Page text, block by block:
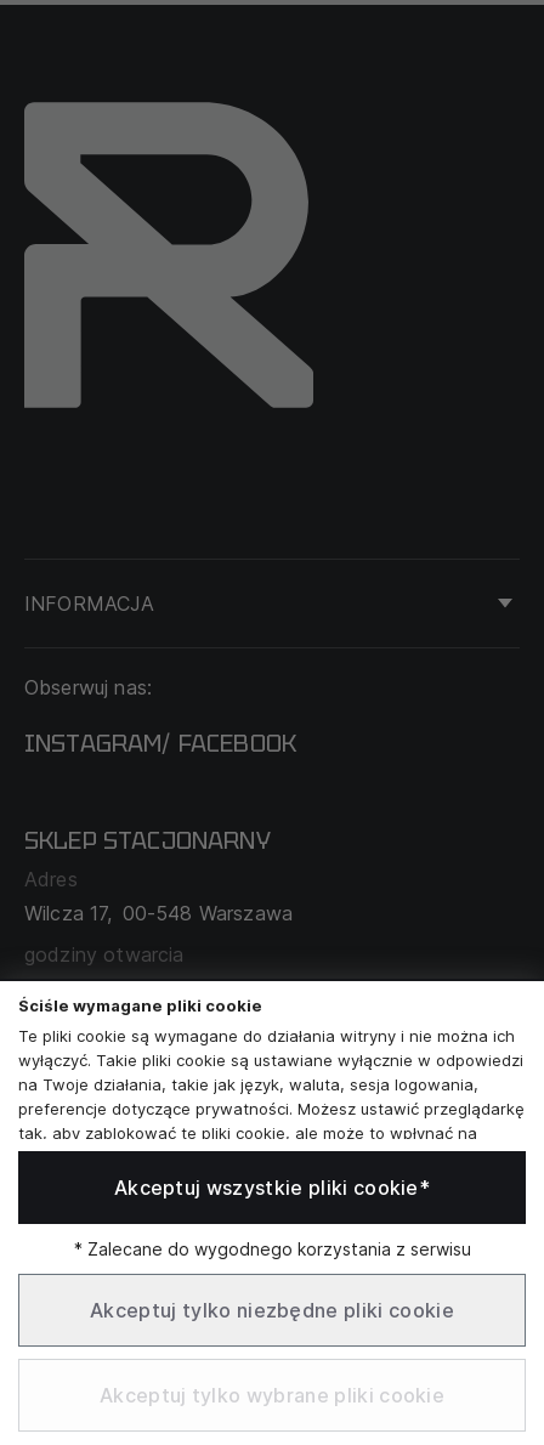
INFORMACJA
DOSTAWA I PŁATNOŚĆ
O NAS
MAPA SERWISU
ZAMÓWIENIA KORPORACYJNE
WSPÓŁPRACA Z PARTNERAMI
Obserwuj nas:
INSTAGRAM/ FACEBOOK
SKLEP STACJONARNY
Adres
Wilcza 17, 00-548 Warszawa
godziny otwarcia
poniedziałek - sobota: 11:00 - 19:00
Skontaktuj się z nami
+48573581161
info@reytel.pl
Whatsapp
Infolinia: Pn–Pt 09:00–17:00
Ściśle wymagane pliki cookie
Te pliki cookie są wymagane do działania witryny i nie można ich
wyłączyć. Takie pliki cookie są ustawiane wyłącznie w odpowiedzi
na Twoje działania, takie jak język, waluta, sesja logowania,
preferencje dotyczące prywatności. Możesz ustawić przeglądarkę
tak, aby zablokować te pliki cookie, ale może to wpłynąć na
sposób działania naszej witryny.
Analizy i statystyki
Marketing i retargeting
Te pliki cookie są zwykle ustawiane przez naszych partnerów
marketingowych i reklamowych. Mogą być przez nich
wykorzystywane do tworzenia profilu Twoich zainteresowań, a
następnie wyświetlania odpowiednich reklam. Jeśli nie zezwolisz
Twoich interesów.
Funkcjonalne pliki cookie
Akceptuj wszystkie pliki cookie*
* Zalecane do wygodnego korzystania z serwisu
Akceptuj tylko niezbędne pliki cookie
Akceptuj tylko wybrane pliki cookie